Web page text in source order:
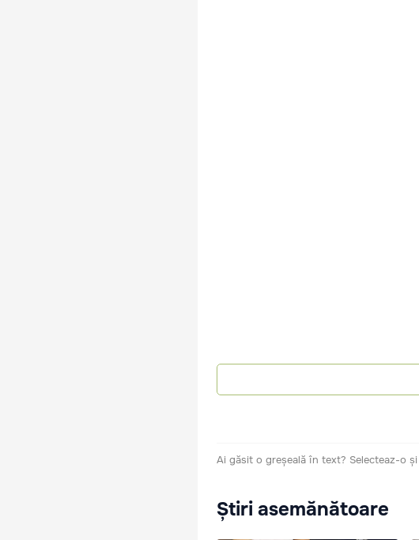
Ai găsit o greșeală în text? Selecteaz-o
Știri asemănătoare